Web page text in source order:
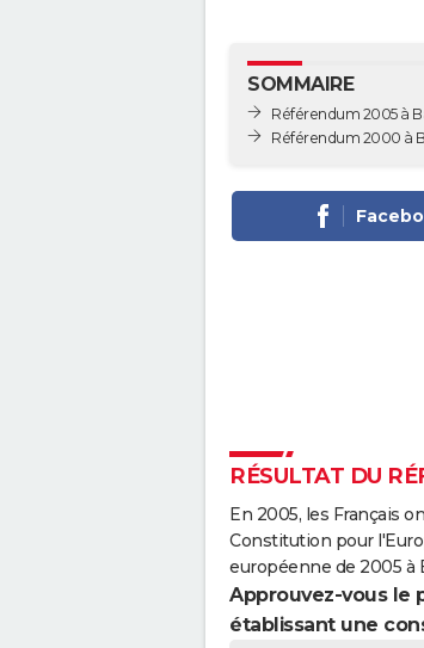
SOMMAIRE
Référendum 2005 à
Référendum 2000 à
RÉSULTAT DU
En 2005, les Français
Constitution pour
européenne de 2005 à
Approuvez-vous le
établissant une